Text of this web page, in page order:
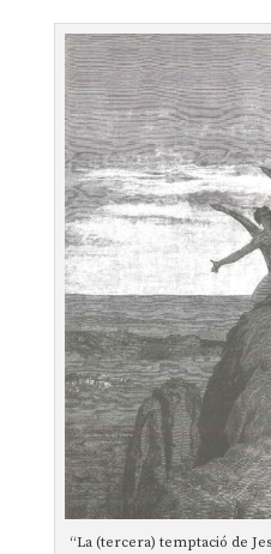
“La (tercera) temptació de